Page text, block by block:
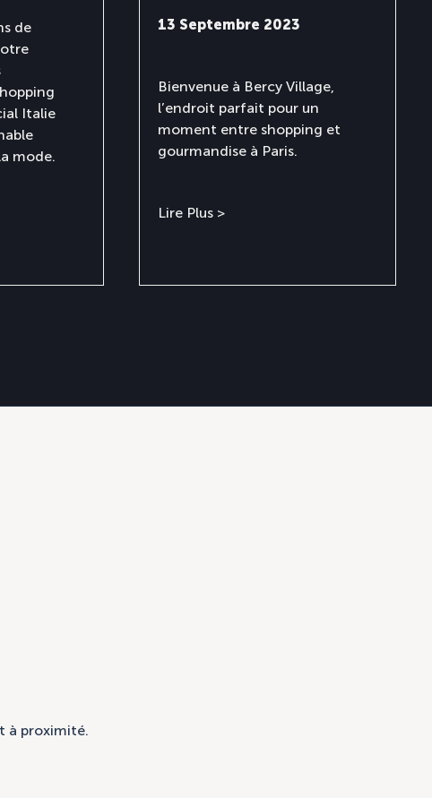
de
Italie
mode.
13 Septembre 2023
Bienvenue à Bercy Village,
l’endroit parfait pour un
moment entre shopping et
gourmandise à Paris.
Lire Plus >
à proximité.